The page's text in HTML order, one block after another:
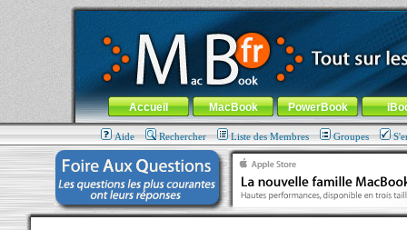
MacBook-fr.com : 100% Apple... 100% nomade !
Aller au contenu-Aller au menu général-Aller au menu de
Menu général
Accueil MacBook PowerBook
Aide Rechercher Liste des Membres Groupes